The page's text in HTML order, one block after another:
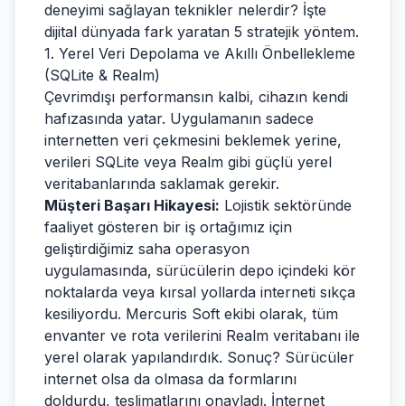
deneyimi sağlayan teknikler nelerdir? İşte
dijital dünyada fark yaratan 5 stratejik yöntem.
1. Yerel Veri Depolama ve Akıllı Önbellekleme
(SQLite & Realm)
Çevrimdışı performansın kalbi, cihazın kendi
hafızasında yatar. Uygulamanın sadece
internetten veri çekmesini beklemek yerine,
verileri SQLite veya Realm gibi güçlü yerel
veritabanlarında saklamak gerekir.
Müşteri Başarı Hikayesi: Lojistik sektöründe
faaliyet gösteren bir iş ortağımız için
geliştirdiğimiz saha operasyon
uygulamasında, sürücülerin depo içindeki kör
noktalarda veya kırsal yollarda interneti sıkça
kesiliyordu. Mercuris Soft ekibi olarak, tüm
envanter ve rota verilerini Realm veritabanı ile
yerel olarak yapılandırdık. Sonuç? Sürücüler
internet olsa da olmasa da formlarını
doldurdu, teslimatlarını onayladı. İnternet